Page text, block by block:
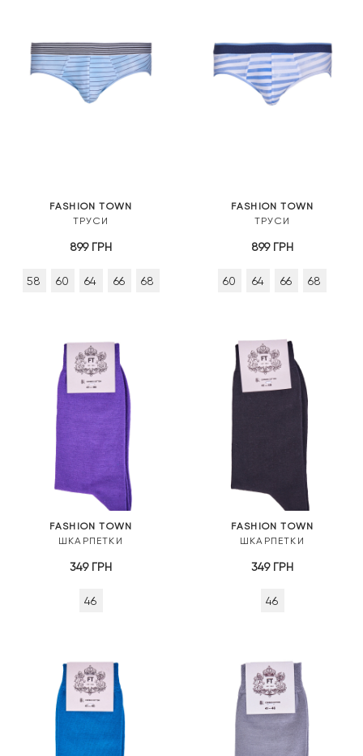
FASHION TOWN
ТРУСИ
899 ГРН
58 60 64 66 68
FASHION TOWN
ТРУСИ
899 ГРН
60 64 66 68
FASHION TOWN
ШКАРПЕТКИ
349 ГРН
46
FASHION TOWN
ШКАРПЕТКИ
349 ГРН
46